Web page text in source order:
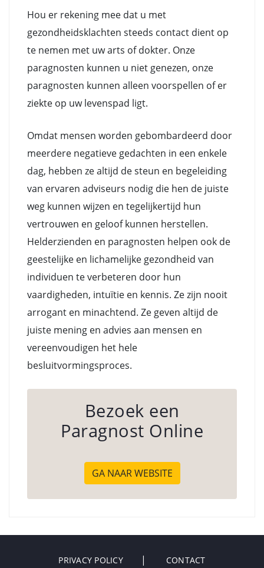
Hou er rekening mee dat u met
gezondheidsklachten steeds contact dient op
te nemen met uw arts of dokter. Onze
paragnosten kunnen u niet genezen, onze
paragnosten kunnen alleen voorspellen of er
ziekte op uw levenspad ligt.
Omdat mensen worden gebombardeerd door
meerdere negatieve gedachten in een enkele
dag, hebben ze altijd de steun en begeleiding
van ervaren adviseurs nodig die hen de juiste
weg kunnen wijzen en tegelijkertijd hun
vertrouwen en geloof kunnen herstellen.
Helderzienden en paragnosten helpen ook de
geestelijke en lichamelijke gezondheid van
individuen te verbeteren door hun
vaardigheden, intuïtie en kennis. Ze zijn nooit
arrogant en minachtend. Ze geven altijd de
juiste mening en advies aan mensen en
vereenvoudigen het hele
besluitvormingsproces.
Bezoek een
Paragnost Online
GA NAAR WEBSITE
PRIVACY POLICY CONTACT